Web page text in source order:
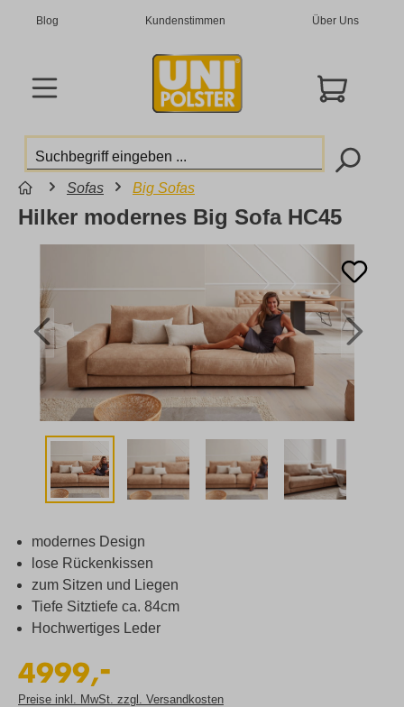
Blog Kundenstimmen Über Uns
Sofas Big Sofas
Hilker modernes Big Sofa HC45
modernes Design
lose Rückenkissen
zum Sitzen und Liegen
Tiefe Sitztiefe ca. 84cm
Hochwertiges Leder
4999,
-
Preise inkl. MwSt. zzgl. Versandkosten